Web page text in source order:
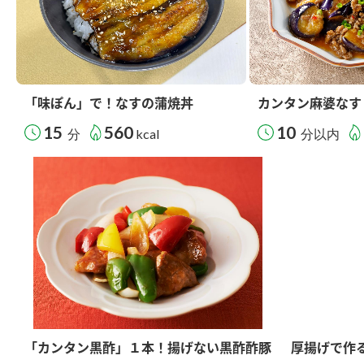
「味ぽん」で！なすの蒲焼丼
15 分 560 kcal
カンタン麻婆なす
10 分以内
「カンタン黒酢」１本！揚げない黒酢酢豚 厚揚げで作